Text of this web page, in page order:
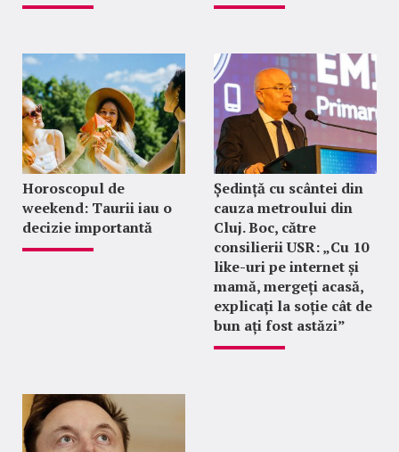
Horoscopul de
weekend: Taurii iau o
decizie importantă
Ședință cu scântei din
cauza metroului din
Cluj. Boc, către
consilierii USR: „Cu 10
like-uri pe internet și
mamă, mergeți acasă,
explicați la soție cât de
bun ați fost astăzi”